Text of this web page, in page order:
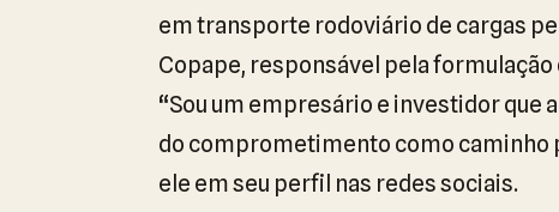
em transporte rodoviário de cargas
Copape, responsável pela
“Sou um empresário e investidor que
do comprometimento como caminho
ele em seu perfil nas redes sociais.